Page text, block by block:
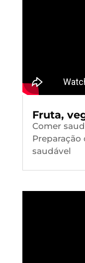
Fruta,
Comer
Preparação
saudável